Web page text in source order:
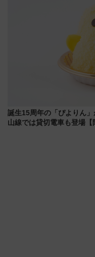
誕生15周年の「ぴよりん
山線では貸切電車も登場【